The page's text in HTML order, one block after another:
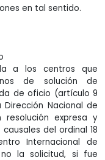
en tal sentido.
a los centros que
de solución de
de oficio (artículo 9
Dirección Nacional de
resolución expresa y
del ordinal 18
Internacional de
la solicitud, si fue